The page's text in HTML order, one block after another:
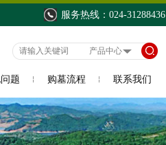
服务热线：024-31288436
题 购墓流程 联系我们